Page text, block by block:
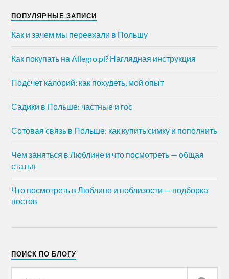
ПОПУЛЯРНЫЕ ЗАПИСИ
Как и зачем мы переехали в Польшу
Как покупать на Allegro.pl? Наглядная инструкция
Подсчет калорий: как похудеть, мой опыт
Садики в Польше: частные и гос
Сотовая связь в Польше: как купить симку и пополнить
Чем заняться в Люблине и что посмотреть — общая
статья
Что посмотреть в Люблине и поблизости — подборка
постов
ПОИСК ПО БЛОГУ